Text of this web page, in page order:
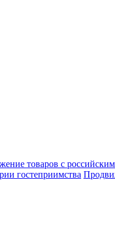
товаров с российским
гостеприимства